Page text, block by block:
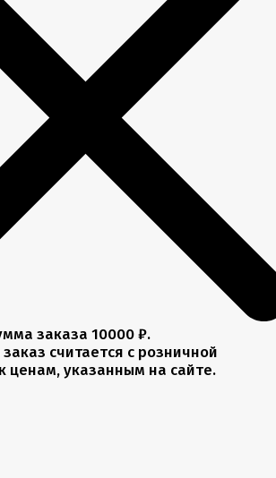
заказа 10000 ₽.
считается с розничной
ценам, указанным на сайте.